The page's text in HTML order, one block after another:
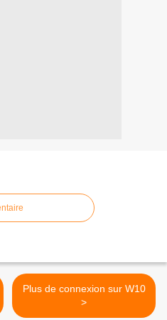
Plus de connexion sur W10
>